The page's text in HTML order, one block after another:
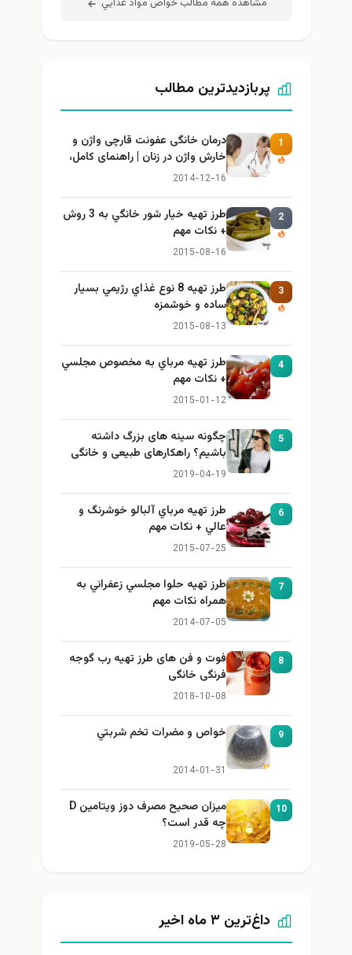
مشاهده همه مطالب خواص مواد غذايي
پربازدیدترین مطالب
درمان خانگی عفونت قارچی واژن و
خارش واژن در زنان | راهنمای کامل،
ایمن و کاربردی
2014-12-16
طرز تهيه خیار شور خانگي به 3 روش
+ نكات مهم
2015-08-16
طرز تهيه 8 نوع غذاي رژيمي بسيار
ساده و خوشمزه
2015-08-13
طرز تهيه مرباي به مخصوص مجلسي
+ نكات مهم
2015-01-12
چگونه سینه های بزرگ داشته
باشیم؟ راهکارهای طبیعی و خانگی
برای بزرگ کردن سینه
2019-04-19
طرز تهيه مرباي آلبالو خوشرنگ و
عالي + نكات مهم
2015-07-25
طرز تهيه حلوا مجلسي زعفراني به
همراه نكات مهم
2014-07-05
فوت و فن های طرز تهیه رب گوجه
فرنگی خانگی
2018-10-08
خواص و مضرات تخم شربتي
2014-01-31
میزان صحیح مصرف دوز ویتامین D
چه قدر است؟
2019-05-28
داغ‌ترین ۳ ماه اخیر